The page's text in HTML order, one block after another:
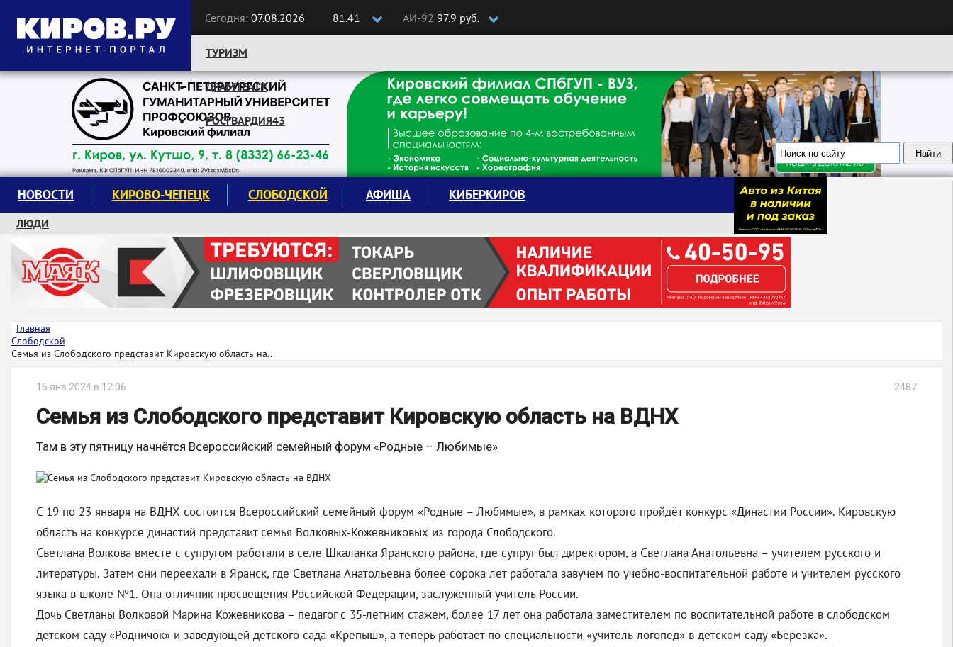
Сегодня: 07.08.2026 81.41 АИ-92 97.9 руб.
Следите за новостями:
ТУРИЗМ
ДРАМТЕАТР
РОСГВАРДИЯ43
НОВОСТИ КИРОВО-ЧЕПЕЦК СЛОБОДСКОЙ АФИША КИБЕРКИРОВ
ЛЮДИ
КРУЖКИ И СЕКЦИИ
ЗАВОДУ "МАЯК" 85 ЛЕТ
ЭКОЛОГИЯ
Главная
Слободской
Семья из Слободского представит Кировскую область на...
16 янв 2024 в 12:06 2487
Семья из Слободского представит Кировскую область на ВДНХ
Там в эту пятницу начнётся Всероссийский семейный форум «Родные – Любимые»
С 19 по 23 января на ВДНХ состоится Всероссийский семейный форум «Родные – Любимые», в рамках которого пройдёт конкурс «Династии России». Кировскую
область на конкурсе династий представит семья Волковых-Кожевниковых из города Слободского.
Светлана Волкова вместе с супругом работали в селе Шкаланка Яранского района, где супруг был директором, а Светлана Анатольевна – учителем русского и
литературы. Затем они переехали в Яранск, где Светлана Анатольевна более сорока лет работала завучем по учебно-воспитательной работе и учителем русского
языка в школе №1. Она отличник просвещения Российской Федерации, заслуженный учитель России.
Дочь Светланы Волковой Марина Кожевникова – педагог с 35-летним стажем, более 17 лет она работала заместителем по воспитательной работе в слободском
детском саду «Родничок» и заведующей детского сада «Крепыш», а теперь работает по специальности «учитель-логопед» в детском саду «Березка».